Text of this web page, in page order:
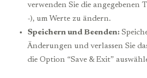
verwenden Sie die angegebenen
-), um Werte zu ändern.
Speichern und Beenden:
Änderungen und verlassen Sie
die Option “Save & Exit”